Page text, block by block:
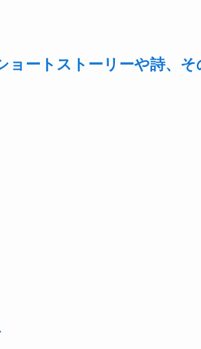
ョートストーリーや詩、そ